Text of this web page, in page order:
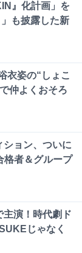
』化計画」を
も披露した新
衣姿の“しょこ
仲よくおそろ
ョン、ついに
格者＆グループ
演！時代劇ド
じゃなく